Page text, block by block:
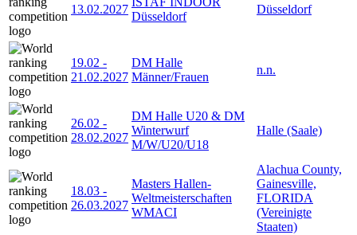
13.02.2027
Düsseldorf
Düsseldorf
19.02 -
21.02.2027
DM Halle
Männer/Frauen
n.n.
26.02 -
28.02.2027
DM Halle U20 & DM
Winterwurf
M/W/U20/U18
Halle (Saale)
18.03 -
26.03.2027
Masters Hallen-
Weltmeisterschaften
WMACI
Alachua County,
Gainesville,
FLORIDA
(Vereinigte
Staaten)